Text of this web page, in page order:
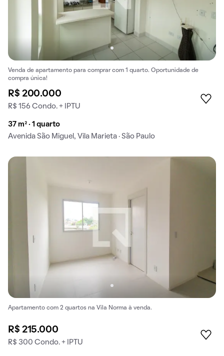
Venda de apartamento para comprar com 1 quarto. Oportunidade de
compra única!
R$ 200.000
R$ 156 Condo. + IPTU
37 m² · 1 quarto
Avenida São Miguel, Vila Marieta · São Paulo
Apartamento com 2 quartos na Vila Norma à venda.
R$ 215.000
R$ 300 Condo. + IPTU